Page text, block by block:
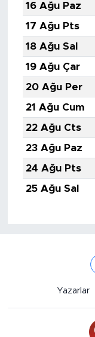
16 Ağu Paz
17 Ağu Pts
18 Ağu Sal
19 Ağu Çar
20 Ağu Per
21 Ağu Cum
22 Ağu Cts
23 Ağu Paz
24 Ağu Pts
25 Ağu Sal
Yazarlar